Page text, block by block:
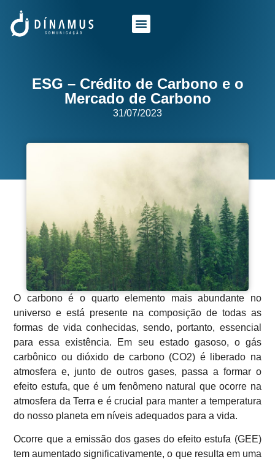
ESG – Crédito de Carbono e o
Mercado de Carbono
31/07/2023
O carbono é o quarto elemento mais abundante no
universo e está presente na composição de todas as
formas de vida conhecidas, sendo, portanto, essencial
para essa existência. Em seu estado gasoso, o gás
carbônico ou dióxido de carbono (CO2) é liberado na
atmosfera e, junto de outros gases, passa a formar o
efeito estufa, que é um fenômeno natural que ocorre na
atmosfera da Terra e é crucial para manter a temperatura
do nosso planeta em níveis adequados para a vida.
Ocorre que a emissão dos gases do efeito estufa (GEE)
tem aumentado significativamente, o que resulta em uma